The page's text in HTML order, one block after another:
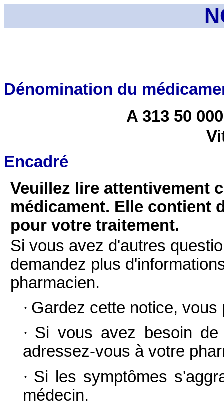
Dénomination du
A 313 50
Encadré
Veuillez lire attentivement
médicament. Elle contient
pour votre traitement.
Si vous avez d'autres
demandez plus
pharmacien.
· Gardez cette notice,
· Si vous avez besoin
adressez-vous à votre
· Si les symptômes
médecin.